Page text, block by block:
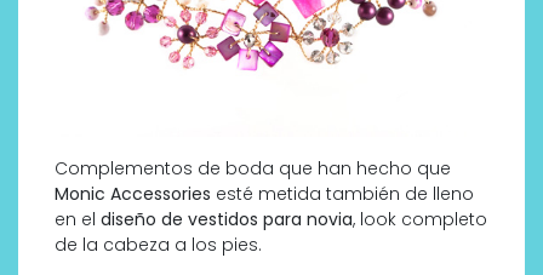
Complementos de boda que han hecho que
Monic Accessories esté metida también de lleno
en el diseño de vestidos para novia, look completo
de la cabeza a los pies.